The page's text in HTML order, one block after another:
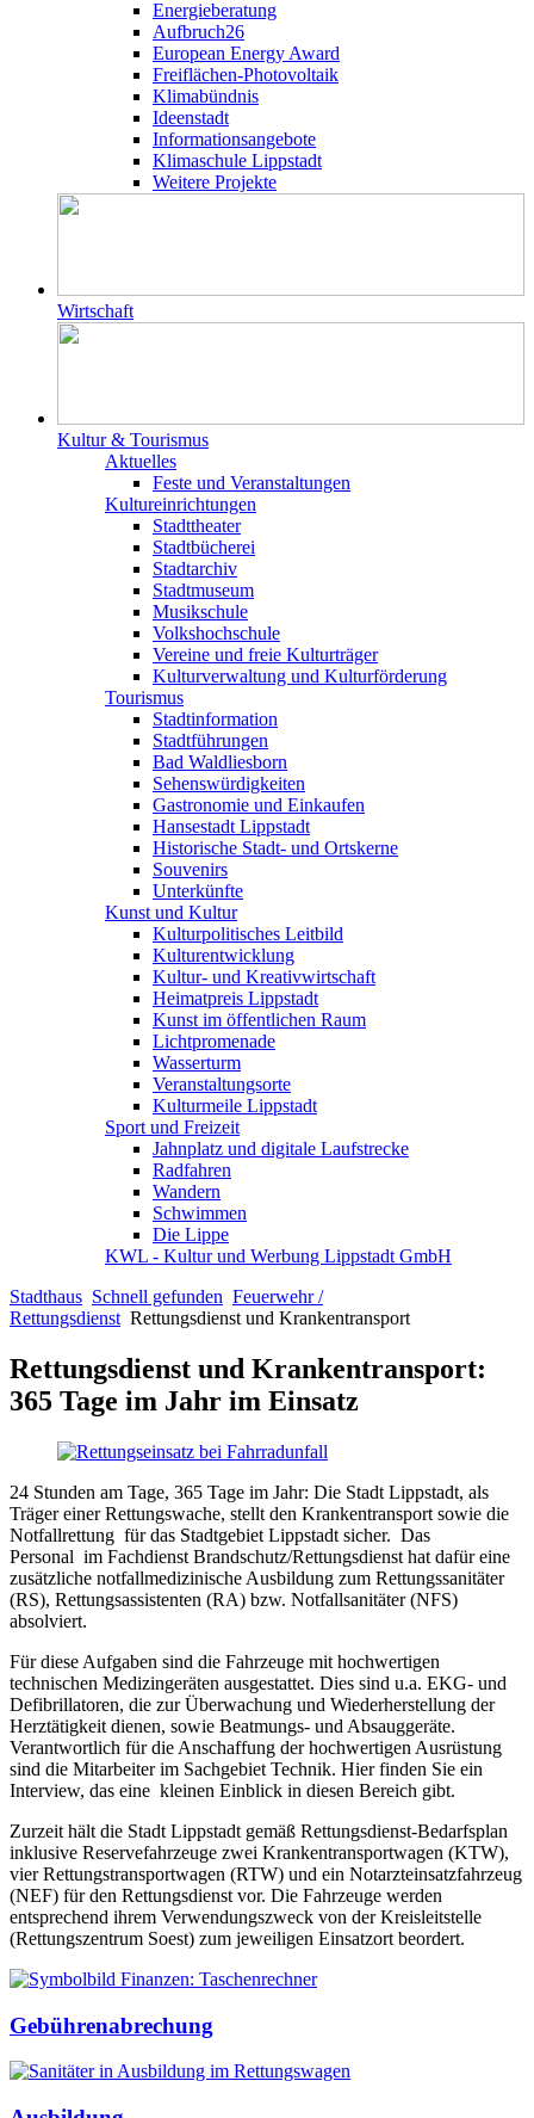
Energieberatung
Aufbruch26
European Energy Award
Freiflächen-Photovoltaik
Klimabündnis
Ideenstadt
Informationsangebote
Klimaschule Lippstadt
Weitere Projekte
Wirtschaft
Kultur & Tourismus
Aktuelles
Feste und Veranstaltungen
Kultureinrichtungen
Stadttheater
Stadtbücherei
Stadtarchiv
Stadtmuseum
Musikschule
Volkshochschule
Vereine und freie Kulturträger
Kulturverwaltung und Kulturförderung
Tourismus
Stadtinformation
Stadtführungen
Bad Waldliesborn
Sehenswürdigkeiten
Gastronomie und Einkaufen
Hansestadt Lippstadt
Historische Stadt- und Ortskerne
Souvenirs
Unterkünfte
Kunst und Kultur
Kulturpolitisches Leitbild
Kulturentwicklung
Kultur- und Kreativwirtschaft
Heimatpreis Lippstadt
Kunst im öffentlichen Raum
Lichtpromenade
Wasserturm
Veranstaltungsorte
Kulturmeile Lippstadt
Sport und Freizeit
Jahnplatz und digitale Laufstrecke
Radfahren
Wandern
Schwimmen
Die Lippe
KWL - Kultur und Werbung Lippstadt GmbH
Stadthaus Schnell gefunden Feuerwehr /
Rettungsdienst Rettungsdienst und Krankentransport
Rettungsdienst und Krankentransport:
365 Tage im Jahr im Einsatz
24 Stunden am Tage, 365 Tage im Jahr: Die Stadt Lippstadt, als
Träger einer Rettungswache, stellt den Krankentransport sowie die
Notfallrettung für das Stadtgebiet Lippstadt sicher. Das
Personal im Fachdienst Brandschutz/Rettungsdienst hat dafür eine
zusätzliche notfallmedizinische Ausbildung zum Rettungssanitäter
(RS), Rettungsassistenten (RA) bzw. Notfallsanitäter (NFS)
absolviert.
Für diese Aufgaben sind die Fahrzeuge mit hochwertigen
technischen Medizingeräten ausgestattet. Dies sind u.a. EKG- und
Defibrillatoren, die zur Überwachung und Wiederherstellung der
Herztätigkeit dienen, sowie Beatmungs- und Absauggeräte.
Verantwortlich für die Anschaffung der hochwertigen Ausrüstung
sind die Mitarbeiter im Sachgebiet Technik. Hier finden Sie ein
Interview, das eine kleinen Einblick in diesen Bereich gibt.
Zurzeit hält die Stadt Lippstadt gemäß Rettungsdienst-Bedarfsplan
inklusive Reservefahrzeuge zwei Krankentransportwagen (KTW),
vier Rettungstransportwagen (RTW) und ein Notarzteinsatzfahrzeug
(NEF) für den Rettungsdienst vor. Die Fahrzeuge werden
entsprechend ihrem Verwendungszweck von der Kreisleitstelle
(Rettungszentrum Soest) zum jeweiligen Einsatzort beordert.
Gebührenabrechung